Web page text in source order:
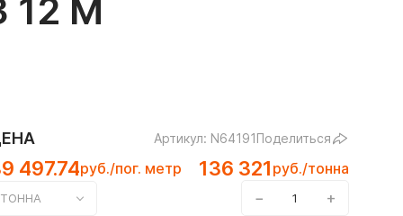
12 М
Артикул: N64191Поделиться
497.74руб./пог. метр 136 321 руб./тонна
ТОННА − +